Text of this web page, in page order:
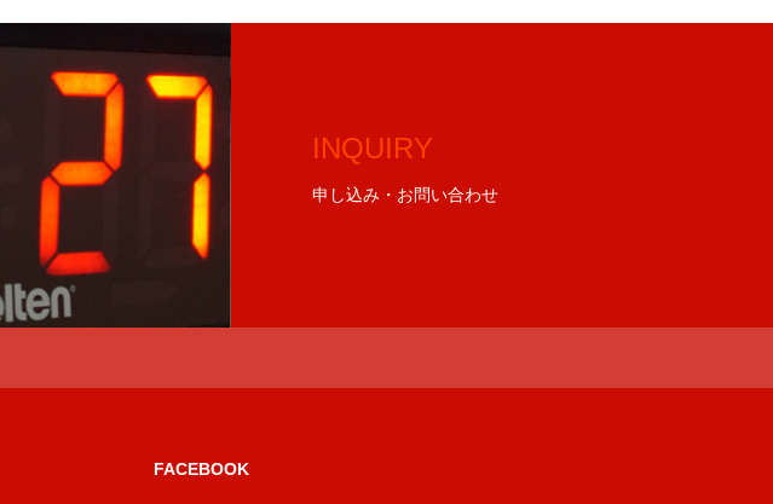
INQUIRY
申し込み・お問い合わせ
FACEBOOK